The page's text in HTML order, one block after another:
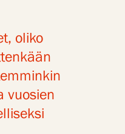
oliko
vuosien